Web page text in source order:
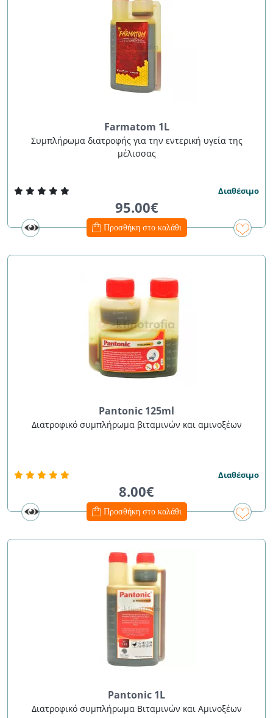
Farmatom 1L
Συμπλήρωμα διατροφής για την εντερική υγεία της
μέλισσας
Διαθέσιμο
95.00€
Προσθήκη στο καλάθι
Pantonic 125ml
Διατροφικό συμπλήρωμα βιταμινών και αμινοξέων
Διαθέσιμο
8.00€
Προσθήκη στο καλάθι
Pantonic 1L
Διατροφικό συμπλήρωμα Βιταμινών και Αμινοξέων